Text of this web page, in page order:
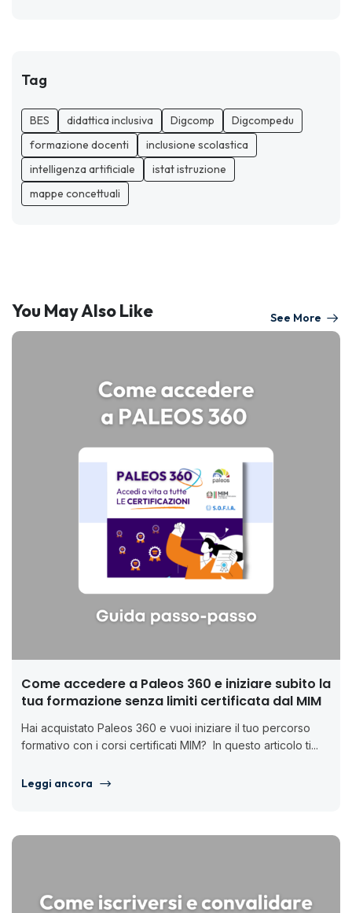
Tag
BES didattica inclusiva Digcomp
Digcompedu
formazione docenti
inclusione scolastica
intelligenza artificiale
istat istruzione
mappe concettuali
You May Also Like See More
Come accedere a Paleos 360 e iniziare subito la
tua formazione senza limiti certificata dal MIM
Hai acquistato Paleos 360 e vuoi iniziare il tuo percorso
formativo con i corsi certificati MIM? In questo articolo ti...
Leggi ancora